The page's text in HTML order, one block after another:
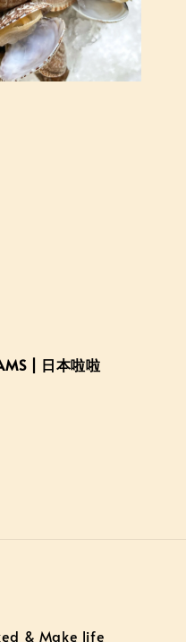
| 日本啦啦
& Make life